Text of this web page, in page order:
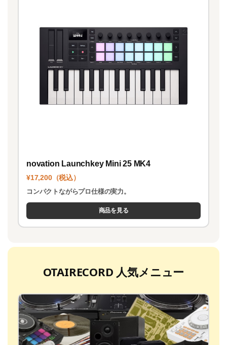
novation Launchkey Mini 25 MK4
¥17,200（税込）
コンパクトながらプロ仕様の実力。
商品を見る
OTAIRECORD 人気メニュー